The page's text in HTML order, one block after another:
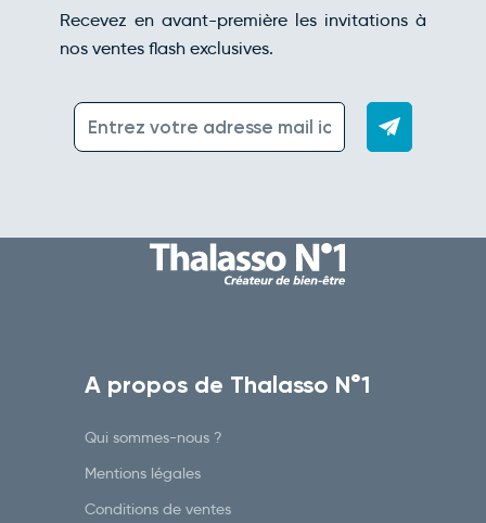
Recevez en avant-première les invitations à
nos ventes flash exclusives.
A propos de Thalasso N°1
Qui sommes-nous ?
Mentions légales
Conditions de ventes